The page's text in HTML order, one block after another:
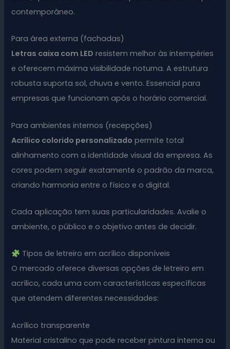
contemporâneo.
Para área externa (fachadas)
Letras caixa com LED resistem melhor às intempéries
e oferecem máxima visibilidade noturna. A estrutura
robusta suporta sol, chuva e vento. Essencial para
empresas que funcionam após o horário comercial.
Para ambientes internos (recepções)
Acrílico colorido personalizado permite total
alinhamento com a identidade visual da empresa. As
cores podem seguir exatamente o padrão da marca,
criando harmonia entre o físico e o digital.
Cada aplicação tem suas particularidades. Avalie o
ambiente, o público e o objetivo antes de decidir.
Tipos de letreiro em acrílico disponíveis
O mercado oferece diversas opções de letreiro em
acrílico, cada uma com características específicas
que atendem diferentes necessidades:
Acrílico transparente
Material cristalino que pode receber pintura interna ou